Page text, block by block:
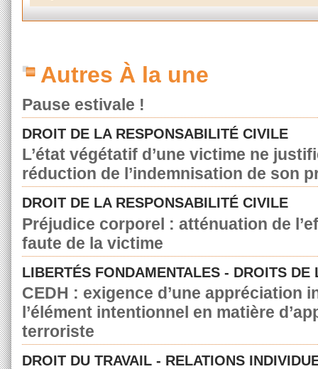
Autres À la une
Pause estivale !
DROIT DE LA RESPONSABILITÉ CIVILE
L’état végétatif d’une victime ne
réduction de l’indemnisation de son
DROIT DE LA RESPONSABILITÉ CIVILE
Préjudice corporel : atténuation de
faute de la victime
LIBERTÉS FONDAMENTALES - DROITS DE
CEDH : exigence d’une appréciation
l’élément intentionnel en matière
terroriste
DROIT DU TRAVAIL - RELATIONS